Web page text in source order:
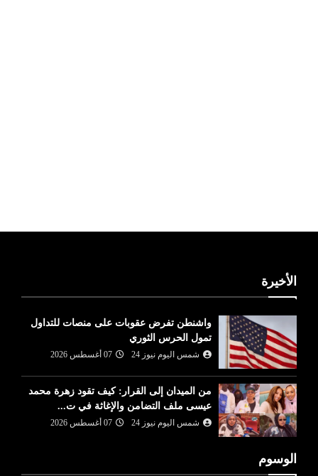
الأخيرة
واشنطن تفرض عقوبات على منصات للتداول
تمول الحرس الثوري
شمس اليوم نيوز 24 07 أغسطس 2026
من الميدان إلى القرار: كيف تقود زهرة محمد
عيسى ملف التضامن والإغاثة في ت...
شمس اليوم نيوز 24 07 أغسطس 2026
الوسوم